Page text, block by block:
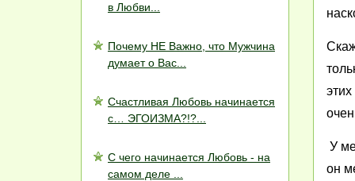
в Любви...
Почему НЕ Важно, что Мужчина
думает о Вас...
Счастливая Любовь начинается
с… ЭГОИЗМА?!?...
С чего начинается Любовь - на
самом деле ...
У
он